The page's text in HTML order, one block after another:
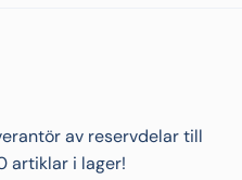
av reservdelar till
artiklar i lager!